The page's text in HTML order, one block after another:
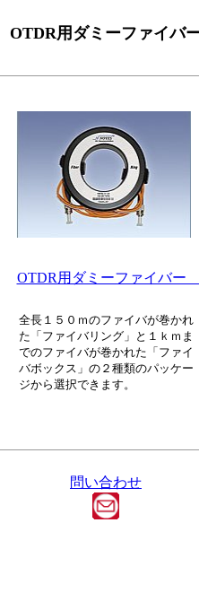
用ダミーファイバ
OTDR用ダミーファイバ
全長１５０ｍのファイバが巻かれ
た「ファイバリング」と１ｋｍま
でのファイバが巻かれた「ファイ
バボックス」の２種類のパッケー
ジから選択できます。
問い合わせ